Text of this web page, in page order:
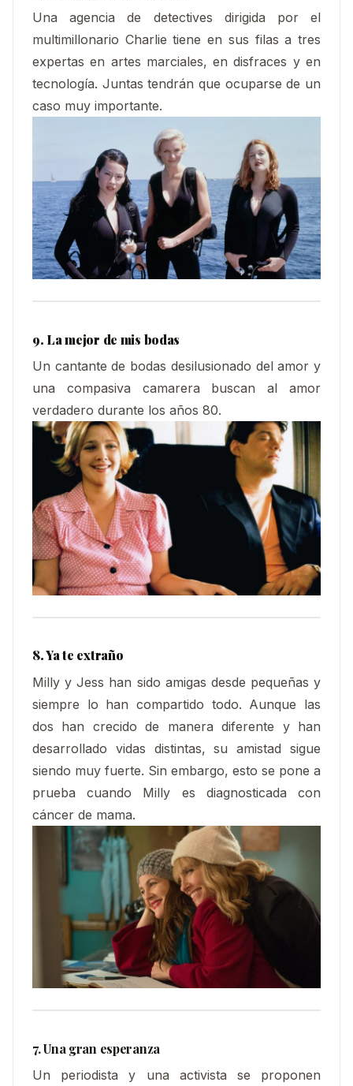
Una agencia de detectives dirigida por el
multimillonario Charlie tiene en sus filas a tres
expertas en artes marciales, en disfraces y en
tecnología. Juntas tendrán que ocuparse de un
caso muy importante.
9. La mejor de mis bodas
Un cantante de bodas desilusionado del amor y
una compasiva camarera buscan al amor
verdadero durante los años 80.
8. Ya te extraño
Milly y Jess han sido amigas desde pequeñas y
siempre lo han compartido todo. Aunque las
dos han crecido de manera diferente y han
desarrollado vidas distintas, su amistad sigue
siendo muy fuerte. Sin embargo, esto se pone a
prueba cuando Milly es diagnosticada con
cáncer de mama.
7. Una gran esperanza
Un periodista y una activista se proponen